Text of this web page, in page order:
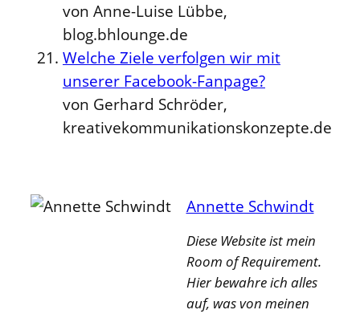
von Anne-Luise Lübbe,
blog.bhlounge.de
Welche Ziele verfolgen wir mit
unserer Facebook-Fanpage?
von Gerhard Schröder,
kreativekommunikationskonzepte.de
Annette Schwindt
Diese Website ist mein
Room of Requirement.
Hier bewahre ich alles
auf, was von meinen